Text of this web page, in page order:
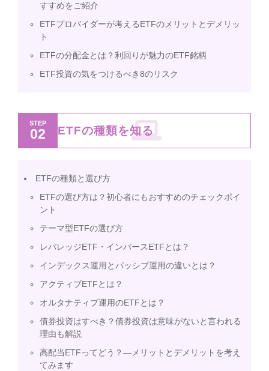
すすめをご紹介
ETFプロバイダーが考えるETFのメリットとデメリッ
ト
ETFの分配金とは？利回りが魅力のETF銘柄
ETF投資の気をつけるべき8のリスク
STEP
02 ETFの種類を知る
ETFの種類と選び方
ETFの選び方は？初心者にもおすすめのチェックポイ
ント
テーマ型ETFの選び方
レバレッジETF・インバースETFとは？
インデックス運用とパッシブ運用の違いとは？
アクティブETFとは？
オルタナティブ運用のETFとは？
債券投資はすべき？債券投資は意味がないと言われる
理由も解説
高配当ETFってどう？―メリットとデメリットを考え
てみます